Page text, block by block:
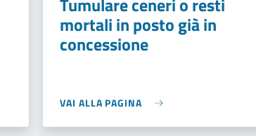
mortali in posto già in
concessione
VAI ALLA PAGINA